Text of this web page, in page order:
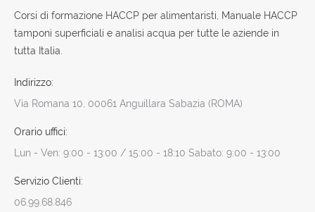
Corsi di formazione HACCP per alimentaristi, Manuale HACCP
tamponi superficiali e analisi acqua per tutte le aziende in
tutta Italia.
Indirizzo:
Via Romana 10, 00061 Anguillara Sabazia (ROMA)
Orario uffici:
Lun - Ven: 9:00 - 13:00 / 15:00 - 18:10 Sabato: 9:00 - 13:00
Servizio Clienti:
06.99.68.846